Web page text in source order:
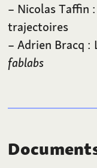
– Nicolas Taffin
trajectoires
– Adrien Bracq :
fablabs